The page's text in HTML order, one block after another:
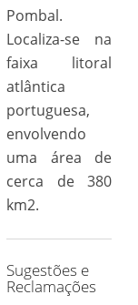
Pombal.
Localiza-se na
faixa litoral
atlântica
portuguesa,
envolvendo
uma área de
cerca de 380
km2.
Sugestões e
Reclamações